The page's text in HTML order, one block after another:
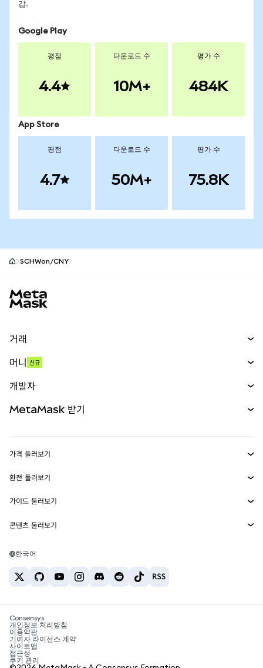
갑.
Google Play
평점
4.4
다운로드 수
10M+
평가 수
484K
App Store
평점
4.7
다운로드 수
50M+
평가 수
75.8K
SCHWon/CNY
거래
무기한 선물
실물자산
머니 신규
개발자
MetaMask Connect
Snaps
웹3 서비스
MetaMask 받기
보안
고객 지원
채용
가격 둘러보기
이더리움 가격
솔라나 가격
테더 가격
환전 둘러보기
ETH를 USD로 환전
USDT를 INR로 환전
BTC를 INR로 환전
ETH를 USDT로 환전
가이드 둘러보기
ETH 매수
USDT 매수
SHIB 매수
BNB 매수
콘텐츠 둘러보기
솔라나 지갑
암호화폐 세금 뉴스
암호화폐 매수 방법
비트코인 매도 방법
한국어
Consensys
개인정보 처리방침
이용약관
기여자 라이선스 계약
사이트맵
접근성
쿠키 관리